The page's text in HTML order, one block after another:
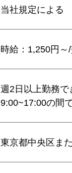
当社規定による
時給：1,250円～
週2日以上勤務で
9:00~17:00の間
東京都中央区ま